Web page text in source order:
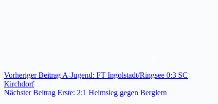
VorherigerBeitrag A-Jugend: FT Ingolstadt/Ringsee 0:3 SC
Kirchdorf
NächsterBeitrag Erste: 2:1 Heimsieg gegen Berglern